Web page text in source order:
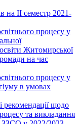
на ІІ семестр 2021-
процесу у
Житомирської
на час
процесу у
в умовах
рекомендації щодо
та викладання